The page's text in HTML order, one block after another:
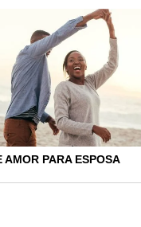
AMOR PARA ESPOSA